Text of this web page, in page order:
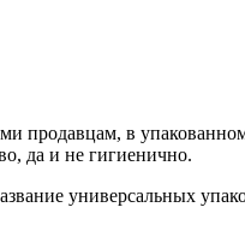
продавцам, в
да и не гигиенично.
универсальных